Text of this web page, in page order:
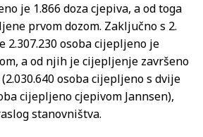
je 1.866 doza cjepiva, a od toga
prvom dozom. Zaključno s 2.
2.307.230 osoba cijepljeno je
a od njih je cijepljenje završeno
(2.030.640 osoba cijepljeno s dvije
cijepljeno cjepivom Jannsen),
stanovništva.